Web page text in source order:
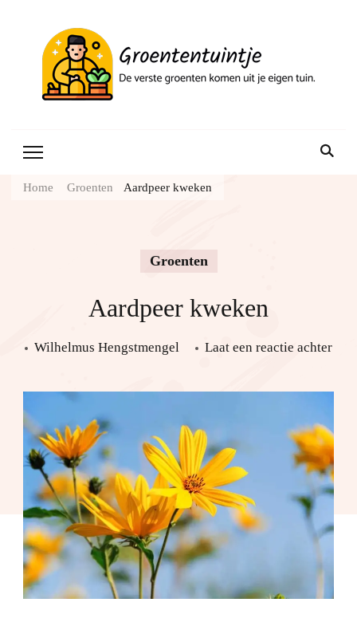
Home Groenten Aardpeer kweken
Groenten
Aardpeer kweken
Wilhelmus Hengstmengel Laat een reactie achter